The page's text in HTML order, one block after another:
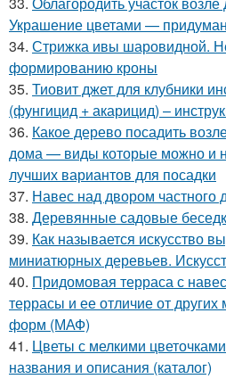
Украшение цветами —
34. Стрижка ивы шаровидной.
формированию кроны
35. Тиовит джет для клубники
(фунгицид + акарицид) –
36. Какое дерево посадить
дома — виды которые можно и
лучших вариантов для посадки
37. Навес над двором
38. Деревянные садовые
39. Как называется искусство
миниатюрных деревьев.
40. Придомовая терраса с
террасы и ее отличие от
форм (МАФ)
41. Цветы с мелкими
названия и описания (каталог)